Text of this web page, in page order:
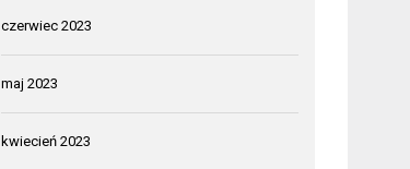
czerwiec 2023
maj 2023
kwiecień 2023